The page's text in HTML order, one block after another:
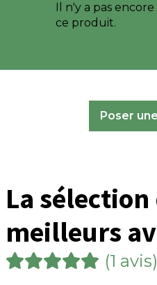
Il n'y a pas
ce produit.
Poser
La sélection
meilleurs
(1 avis)